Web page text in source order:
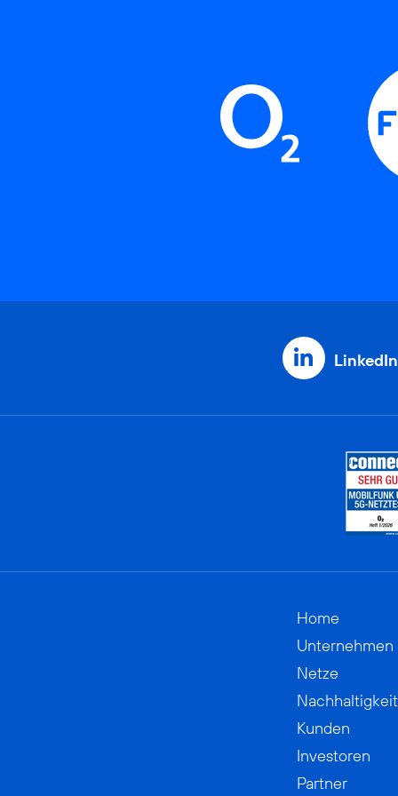
LinkedIn
Home
Unternehmen
Netze
Nachhaltigkeit
Kunden
Investoren
Partner